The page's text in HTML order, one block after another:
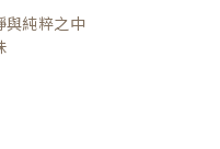
與純粹之中